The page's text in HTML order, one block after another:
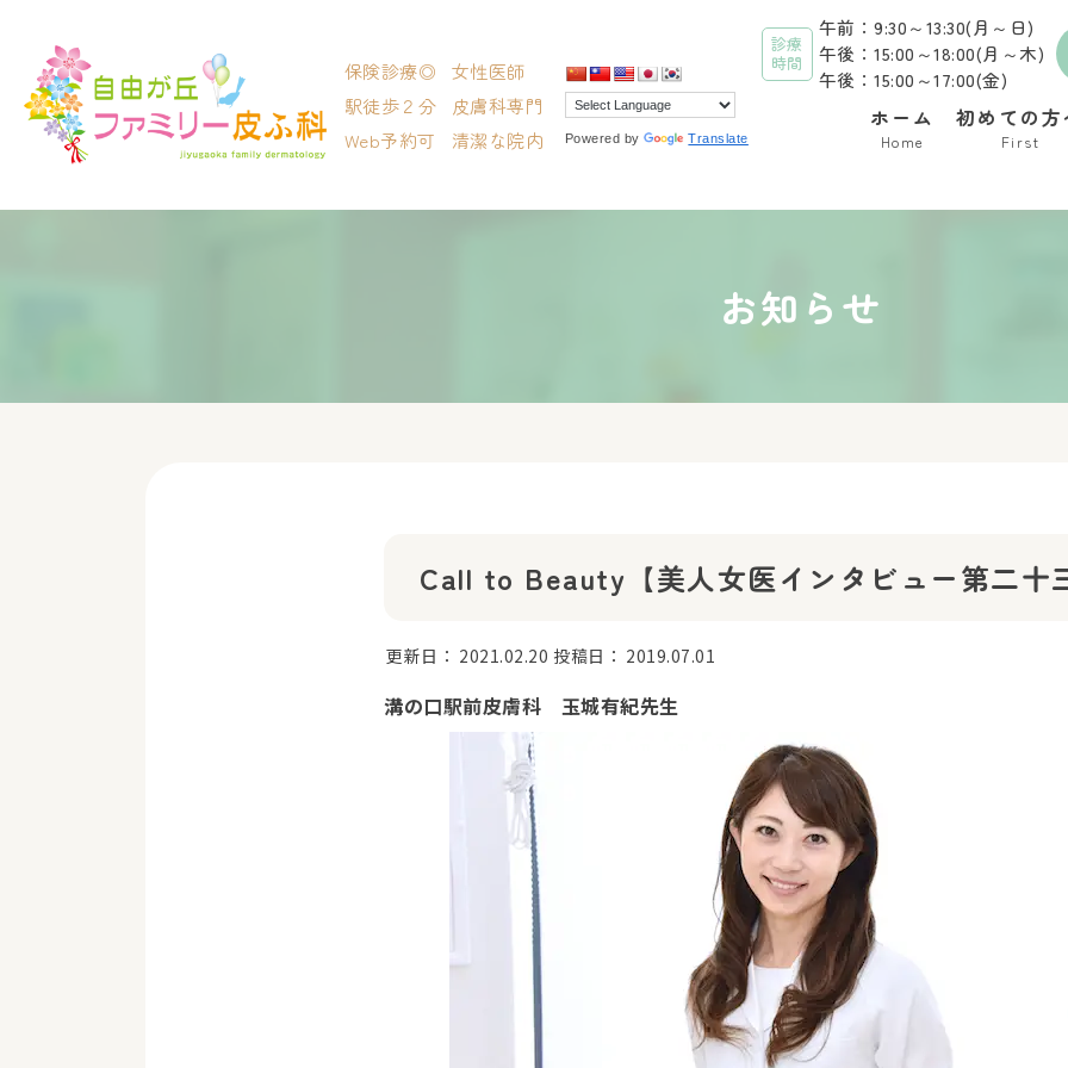
保険診療◎
女性医師
駅徒歩２分
皮膚科専門
Web予約可
清潔な院内 Powered by Translate
診療
時間
午前：9:30～13:30(月～日)
午後：15:00～18:00(月～木)
午後：15:00～17:00(金)
ホーム
Home
初めての
First
お知らせ
Call to Beauty【美人女医インタビュー第二十
更新日： 2021.02.20 投稿日： 2019.07.01
溝の口駅前皮膚科 玉城有紀先生